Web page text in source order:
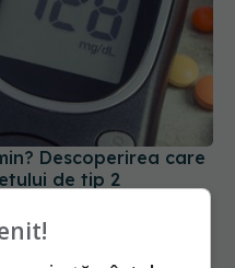
Descoperirea care
de tip 2